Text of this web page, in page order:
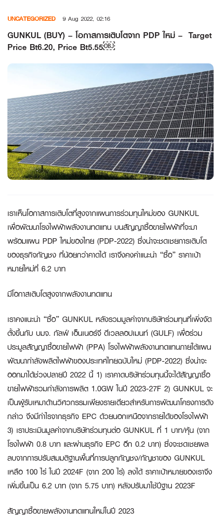
content
UNCATEGORIZED 9 Aug 2022, 02:16
GUNKUL (BUY) – โอกาสการเติบโตจาก PDP ใหม่ – Target
Price Bt6.20, Price Bt5.55￼
เราเห็นโอกาสการเติบโตที่สูงจากแผนการร่วมทุนใหม่ของ GUNKUL
เพื่อพัฒนาโรงไฟฟ้าพลังงานทดแทน บนสัญญาซื้อขายไฟฟ้าที่จะมา
พร้อมแผน PDP ใหม่ของไทย (PDP-2022) ซึ่งน่าจะชดเชยการเติบโต
ของธุรกิจกัญชง ที่น้อยกว่าคาดได้ เราจึงคงคำแนะนำ “ซื้อ” ราคาเป้า
หมายใหม่ที่ 6.2 บาท
มีโอกาสเติบโตสูงจากพลังงานทดแทน
เราคงแนะนำ “ซื้อ” GUNKUL หลังรวมมูลค่าจากบริษัทร่วมทุนที่เพิ่งจัด
ตั้งขึ้นกับ บมจ. กัลฟ์ เอ็นเนอร์จี ดีเวลลอปเมนท์ (GULF) เพื่อร่วม
ประมูลสัญญาซื้อขายไฟฟ้า (PPA) โรงไฟฟ้าพลังงานทดแทนภายใต้แผน
พัฒนากำลังผลิตไฟฟ้าของประเทศไทยฉบับใหม่ (PDP-2022) ซึ่งน่าจะ
ออกมาได้ช่วงปลายปี 2022 นี้ 1) เราคาดบริษัทร่วมทุนนี้จะได้สัญญาซื้อ
ขายไฟฟ้ารวมกำลังการผลิต 1.0GW ในปี 2023-27F 2) GUNKUL จะ
เป็นผู้รับเหมาด้านวิศวกรรมเพียงรายเดียวสำหรับการพัฒนาโครงการดัง
กล่าว จึงมีกำไรจากธุรกิจ EPC ด้วยนอกเหนือจากรายได้ของโรงไฟฟ้า
3) เราประเมินมูลค่าจากบริษัทร่วมทุนต่อ GUNKUL ที่ 1 บาท/หุ้น (จาก
โรงไฟฟ้า 0.8 บาท และผ่านธุรกิจ EPC อีก 0.2 บาท) ซึ่งจะชดเชยผล
ลบจากการปรับสมมติฐานพื้นที่การปลูกกัญชง/กัญชาของ GUNKUL
เหลือ 100 ไร่ ในปี 2024F (จาก 200 ไร่) ลงได้ ราคาเป้าหมายของเราจึง
เพิ่มขึ้นเป็น 6.2 บาท (จาก 5.75 บาท) หลังปรับมาใช้ปีฐาน 2023F
สัญญาซื้อขายพลังงานทดแทนใหม่ในปี 2023